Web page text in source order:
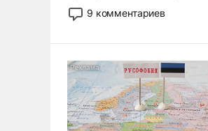
двигаемся по пути
революционных изменений.
псевдонаучной фантастики,
стало всерьез обсуждаемой
идеей.
9 комментариев